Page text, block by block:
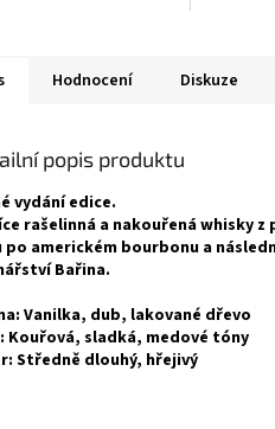
Hodnocení Diskuze
popis produktu
vydání edice.
rašelinná a nakouřená whisky
po americkém bourbonu a
Bařina.
Vanilka, dub, lakované dřevo
Kouřová, sladká, medové tóny
Středně dlouhý, hřejivý